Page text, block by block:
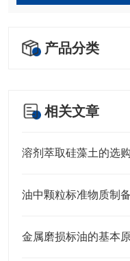
产品分类
相关文章
溶剂萃取硅藻土的选
油中颗粒标准物质制
金属磨损标油的基本